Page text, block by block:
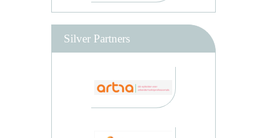
Silver Partners